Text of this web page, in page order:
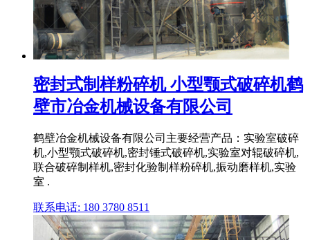
密封式制样粉碎机 小型颚式破碎机鹤
壁市冶金机械设备有限公司
鹤壁冶金机械设备有限公司主要经营产品：实验室破碎
机,小型颚式破碎机,密封锤式破碎机,实验室对辊破碎机,
联合破碎制样机,密封化验制样粉碎机,振动磨样机,实验
室 .
联系电话: 180 3780 8511